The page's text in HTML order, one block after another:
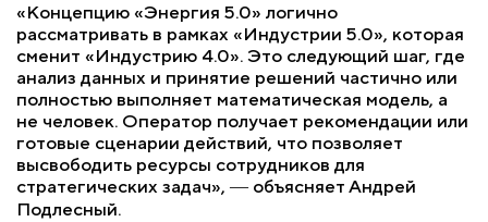
«Концепцию «Энергия 5.0» логично
рассматривать в рамках «Индустрии 5.0», которая
сменит «Индустрию 4.0». Это следующий шаг, где
анализ данных и принятие решений частично или
полностью выполняет математическая модель, а
не человек. Оператор получает рекомендации или
готовые сценарии действий, что позволяет
высвободить ресурсы сотрудников для
стратегических задач», ― объясняет Андрей
Подлесный.